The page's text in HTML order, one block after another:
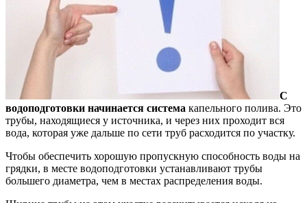
С
водоподготовки начинается система капельного полива. Это
трубы, находящиеся у источника, и через них проходит вся
вода, которая уже дальше по сети труб расходится по участку.
Чтобы обеспечить хорошую пропускную способность воды на
грядки, в месте водоподготовки устанавливают трубы
большего диаметра, чем в местах распределения воды.